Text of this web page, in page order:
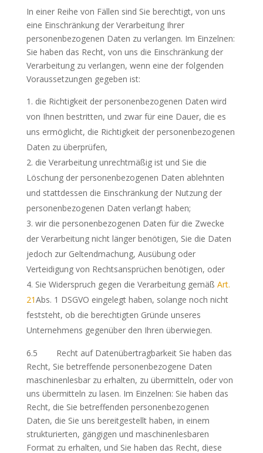
In einer Reihe von Fällen sind Sie berechtigt, von uns
eine Einschränkung der Verarbeitung Ihrer
personenbezogenen Daten zu verlangen. Im Einzelnen:
Sie haben das Recht, von uns die Einschränkung der
Verarbeitung zu verlangen, wenn eine der folgenden
Voraussetzungen gegeben ist:
die Richtigkeit der personenbezogenen Daten wird
von Ihnen bestritten, und zwar für eine Dauer, die es
uns ermöglicht, die Richtigkeit der personenbezogenen
Daten zu überprüfen,
die Verarbeitung unrechtmäßig ist und Sie die
Löschung der personenbezogenen Daten ablehnten
und stattdessen die Einschränkung der Nutzung der
personenbezogenen Daten verlangt haben;
wir die personenbezogenen Daten für die Zwecke
der Verarbeitung nicht länger benötigen, Sie die Daten
jedoch zur Geltendmachung, Ausübung oder
Verteidigung von Rechtsansprüchen benötigen, oder
Sie Widerspruch gegen die Verarbeitung gemäß Art.
21Abs. 1 DSGVO eingelegt haben, solange noch nicht
feststeht, ob die berechtigten Gründe unseres
Unternehmens gegenüber den Ihren überwiegen.
6.5 Recht auf Datenübertragbarkeit Sie haben das
Recht, Sie betreffende personenbezogene Daten
maschinenlesbar zu erhalten, zu übermitteln, oder von
uns übermitteln zu lasen. Im Einzelnen: Sie haben das
Recht, die Sie betreffenden personenbezogenen
Daten, die Sie uns bereitgestellt haben, in einem
strukturierten, gängigen und maschinenlesbaren
Format zu erhalten, und Sie haben das Recht, diese